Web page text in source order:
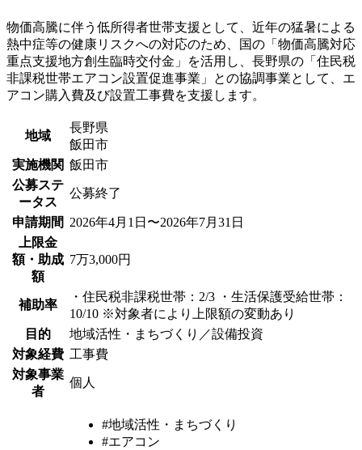
物価高騰に伴う低所得者世帯支援として、近年の猛暑による
熱中症等の健康リスクへの対応のため、国の「物価高騰対応
重点支援地方創生臨時交付金」を活用し、長野県の「住民税
非課税世帯エアコン設置促進事業」との協調事業として、エ
アコン購入費及び設置工事費を支援します。
地域
長野県
飯田市
実施機関 飯田市
公募ステ
ータス
公募終了
申請期間 2026年4月1日〜2026年7月31日
上限金
額・助成
額
7万3,000円
補助率
・住民税非課税世帯：2/3 ・生活保護受給世帯：
10/10 ※対象者により上限額の変動あり
目的
地域活性・まちづくり／設備投資
対象経費 工事費
対象事業
者
個人
#地域活性・まちづくり
#エアコン